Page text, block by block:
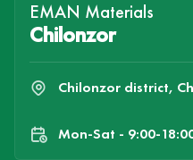
EMAN Materials
Chilonzor
Chilonzor district,
Mon-Sat - 9:00-